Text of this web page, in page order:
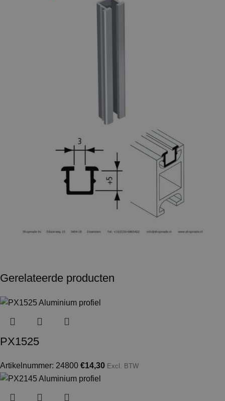
Gerelateerde producten
PX1525
Artikelnummer: 24800 €14,30 Excl. BTW